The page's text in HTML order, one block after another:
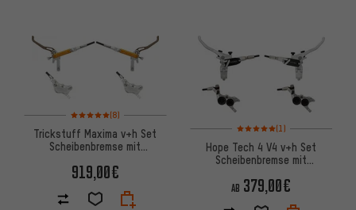
Bewertungen: 5 von 5 basierend auf 8 Bewertungen
(8)
Trickstuff Maxima v+h Set
Scheibenbremse mit
919,00€
Bewertungen: 5 von 5
(1)
Hope Tech 4 V4 v+h Set
Scheibenbremse mit
AB 379,00€